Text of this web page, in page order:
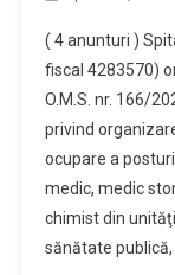
( 4 anunturi )
fiscal 4283570)
O.M.S. nr. 166/
privind
ocupare a
medic, medic
chimist din
sănătate publică,